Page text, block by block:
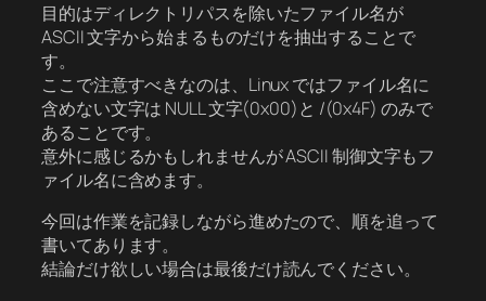
目的はディレクトリパスを除いたファイル名が
ASCII 文字から始まるものだけを抽出することで
す。
ここで注意すべきなのは、Linux ではファイル名に
含めない文字は NULL 文字(0x00)と /(0x4F) のみで
あることです。
意外に感じるかもしれませんが ASCII 制御文字もフ
ァイル名に含めます。
今回は作業を記録しながら進めたので、順を追って
書いてあります。
結論だけ欲しい場合は最後だけ読んでください。